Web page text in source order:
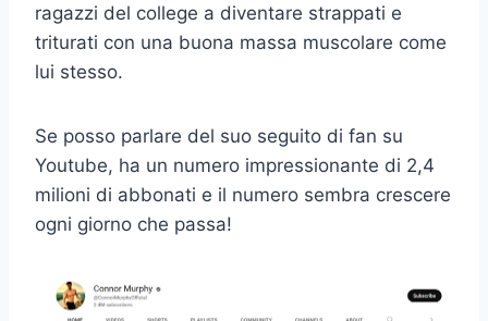
ragazzi del college a diventare strappati e
triturati con una buona massa muscolare come
lui stesso.
Se posso parlare del suo seguito di fan su
Youtube, ha un numero impressionante di 2,4
milioni di abbonati e il numero sembra crescere
ogni giorno che passa!